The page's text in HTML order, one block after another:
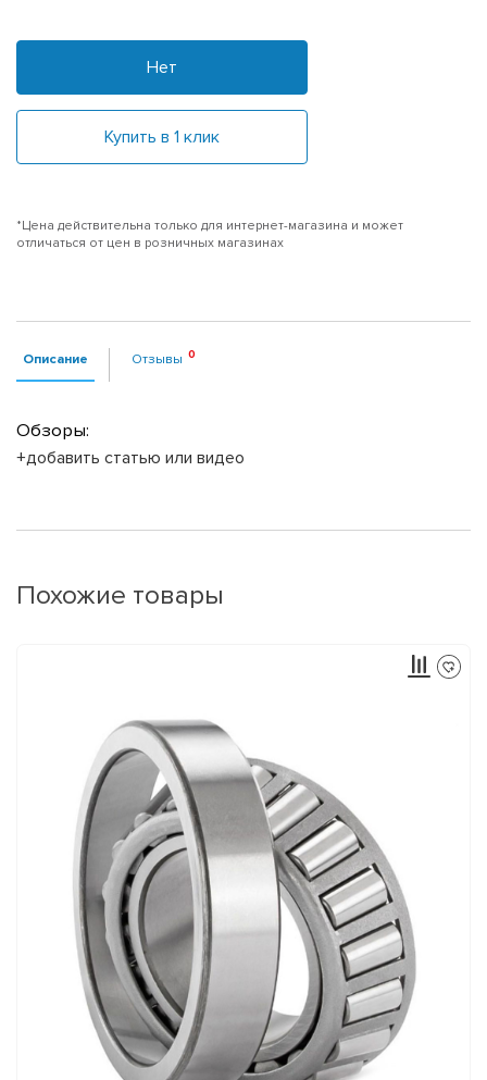
Нет
Купить в 1 клик
*Цена действительна только для интернет-магазина и может
отличаться от цен в розничных магазинах
Описание Отзывы
Обзоры:
+добавить статью или видео
Похожие товары